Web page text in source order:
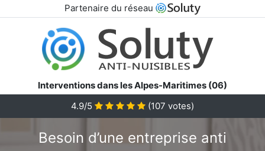
Partenaire du réseau
Interventions dans les Alpes-Maritimes (06)
4.9/5
(107 votes)
Besoin d’une entreprise anti